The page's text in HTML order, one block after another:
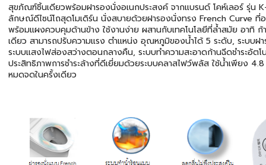
สุขภัณฑ์ชิ้นเดียวพร้อมฝารองนั่งอเนกประสงค์ จากแบรนด์ โคห์เลอร์ รุ่น
ลักษณ์ดีไซน์โถสุดโมเดิร์น นั่งสบายด้วยฝารองนั่งทรง French Curve ที่
พร้อมแผงควบคุมด้านข้าง ใช้งานง่าย ผสานกับเทคโนโลยีที่ล้ำสมัย อาทิ ก้
เดียว สามารถปรับความแรง ตำแหน่ง อุณหภูมิของน้ำได้ 5 ระดับ, ระบบฝ
ระบบแสงไฟส่องสว่างตอนกลางคืน, ระบบทำความสะอาดก้านฉีดชำระอัต
ประสิทธิภาพการชำระล้างที่ดีเยี่ยมด้วยระบบคลาสไฟว์พลัส ใช้น้ำเพียง
หมดจดในครั้งเดียว